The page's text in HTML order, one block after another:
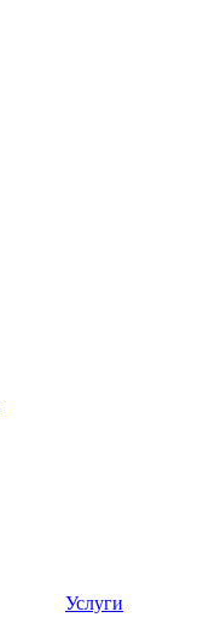
Услуги